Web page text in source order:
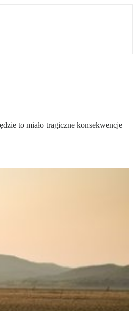
to miało tragiczne konsekwencje –